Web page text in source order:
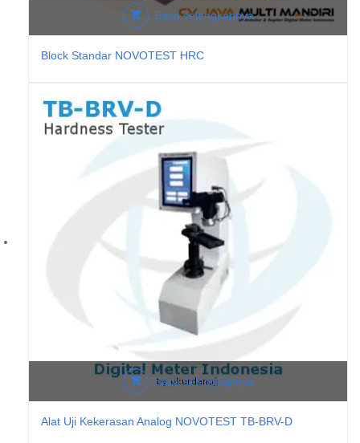
Baca selengkapnya
Block Standar NOVOTEST HRC
Baca selengkapnya
Alat Uji Kekerasan Analog NOVOTEST TB-BRV-D